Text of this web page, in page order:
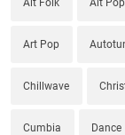
Art Pop
Chillwave
Cumbia Dance